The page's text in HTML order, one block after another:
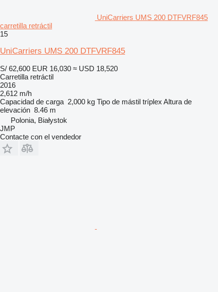
UniCarriers UMS 200 DTFVRF845
carretilla retráctil
15
UniCarriers UMS 200 DTFVRF845
S/ 62,600 EUR 16,030 ≈ USD 18,520
Carretilla retráctil
2016
2,612 m/h
Capacidad de carga 2,000 kg Tipo de mástil tríplex Altura de
elevación 8.46 m
Polonia, Białystok
JMP
Contacte con el vendedor